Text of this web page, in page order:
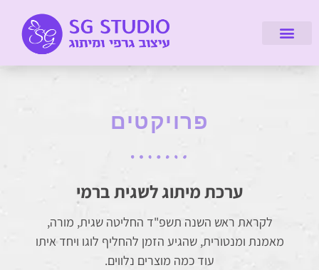
פרויקטים
ערכת מיתוג לשגית ברמי
לקראת ראש השנה תשפ"ד החליטה שגית, מורה,
מאמנת ומנטורית, שהגיע הזמן להחליף לוגו ויחד איתו
עוד כמה מוצרים נלווים.